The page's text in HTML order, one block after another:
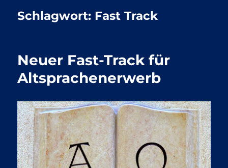
Schlagwort: Fast Track
Neuer Fast-Track für
Altsprachenerwerb